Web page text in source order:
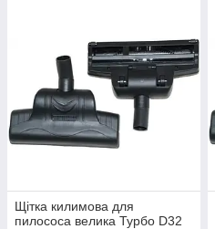
Щітка килимова для
пилососа велика Турбо D32